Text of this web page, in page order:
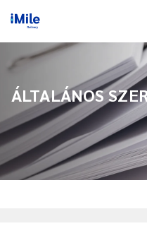
ÁLTALÁNOS